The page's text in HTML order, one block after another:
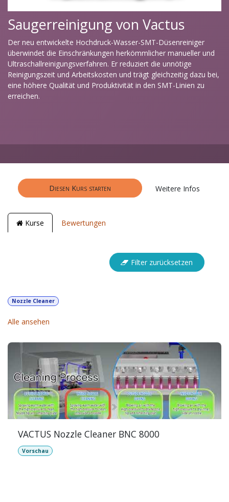
Saugerreinigung von Vactus
Der neu entwickelte Hochdruck-Wasser-SMT-Düsenreiniger
überwindet die Einschränkungen herkömmlicher manueller und
Ultraschallreinigungsverfahren. Er reduziert die unnötige
Reinigungszeit und Arbeitskosten und trägt gleichzeitig dazu bei,
eine höhere Qualität und Produktivität in den SMT-Linien zu
erreichen.
Diesen Kurs starten Weitere Infos
Kurse Bewertungen
Filter zurücksetzen
Nozzle Cleaner
Alle ansehen
VACTUS Nozzle Cleaner BNC 8000
Vorschau